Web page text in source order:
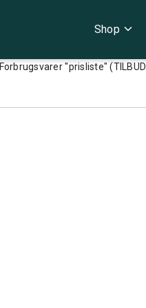
Shop expand_more
Forbrugsvarer "prisliste"